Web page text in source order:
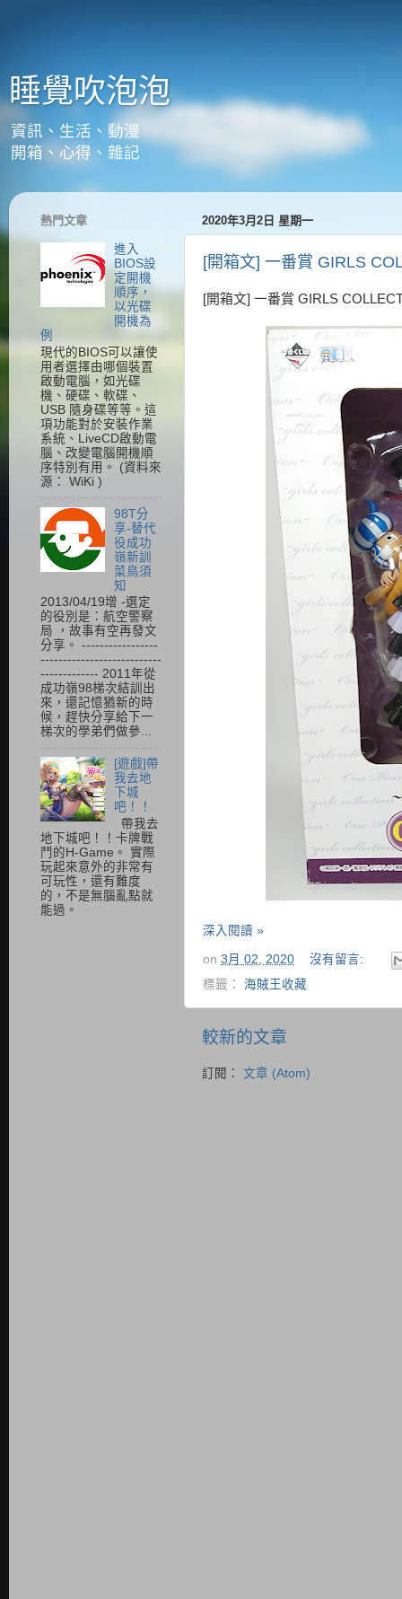
睡覺吹泡泡
資訊、生活、動漫
開箱、心得、雜記
2020年3月2日 星期一
[開箱文] 一番賞 GIRLS
[開箱文] 一番賞 GIRLS
深入閱讀 »
on 3月 02, 2020
沒有留言:
標籤： 海賊王收藏
較新的文章
訂閱： 文章 (Atom)
熱門文章
進入
BIOS設
定開機
順序，
以光碟
開機為
例
現代的BIOS可以讓使
用者選擇由哪個裝置
啟動電腦，如光碟
機、硬碟、軟碟、
USB 隨身碟等等。這
項功能對於安裝作業
系統、LiveCD啟動電
腦、改變電腦開機順
序特別有用。 (資料來
源： WiKi )
98T分
享-替代
役成功
嶺新訓
菜鳥須
知
2013/04/19增 -選定
的役別是：航空警察
局 ，故事有空再發文
分享。 -----------------
---------------------------
------------- 2011年從
成功嶺98梯次結訓出
來，還記憶猶新的時
候，趕快分享給下一
梯次的學弟們做參...
[遊戲]帶
我去地
下城
吧！！
帶我去
地下城吧！！卡牌戰
鬥的H-Game。 實際
玩起來意外的非常有
可玩性，還有難度
的，不是無腦亂點就
能過。